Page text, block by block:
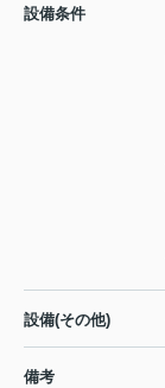
設備条件
設備(その他)
備考